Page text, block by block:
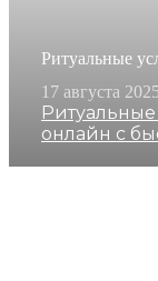
Ритуальные
17 августа
онлайн с